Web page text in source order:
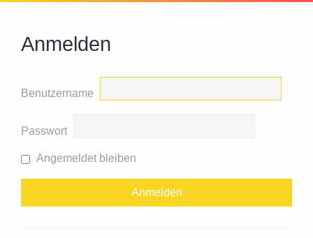
Anmelden
Benutzername
Passwort
Angemeldet bleiben